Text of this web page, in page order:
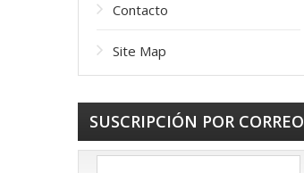
Contacto
Site Map
SUSCRIPCIÓN POR CORREO